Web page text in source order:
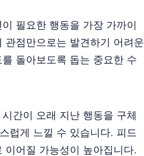
필요한 행동을 가장 가까이
점만으로는 발견하기 어려운
돌아보도록 돕는 중요한 수
간이 오래 지난 행동을 구체
럽게 느낄 수 있습니다. 피드
이어질 가능성이 높아집니다.